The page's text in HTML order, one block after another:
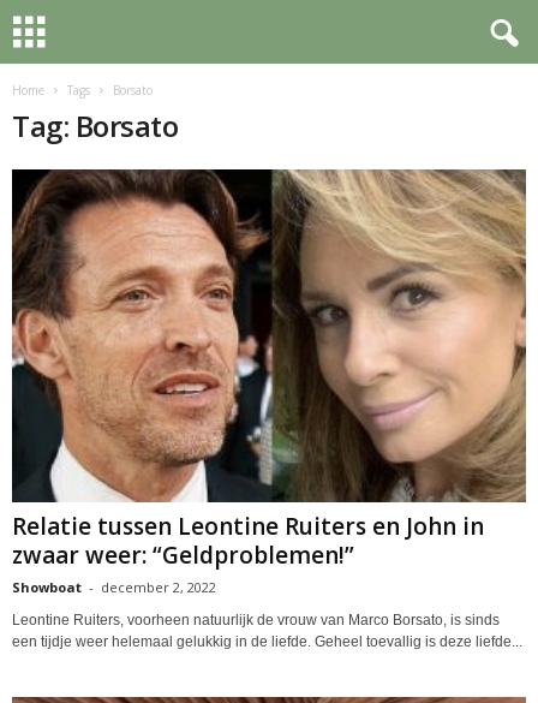
Home Tags Borsato
Tag: Borsato
Relatie tussen Leontine Ruiters en John in
zwaar weer: “Geldproblemen!”
Showboat - december 2, 2022
Leontine Ruiters, voorheen natuurlijk de vrouw van Marco Borsato, is sinds
een tijdje weer helemaal gelukkig in de liefde. Geheel toevallig is deze liefde...